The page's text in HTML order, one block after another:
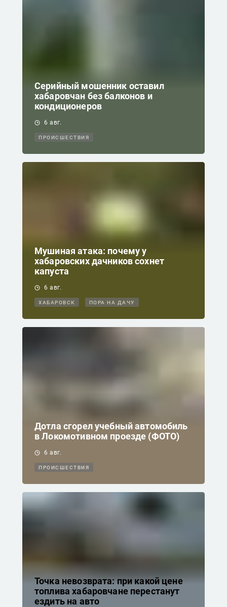
Серийный мошенник оставил
хабаровчан без балконов и
кондиционеров
6 авг.
ПРОИСШЕСТВИЯ
Мушиная атака: почему у
хабаровских дачников сохнет
капуста
6 авг.
ХАБАРОВСК ПОРА НА ДАЧУ
Дотла сгорел учебный автомобиль
в Локомотивном проезде (ФОТО)
6 авг.
ПРОИСШЕСТВИЯ
Точка невозврата: при какой цене
топлива хабаровчане перестанут
ездить на авто